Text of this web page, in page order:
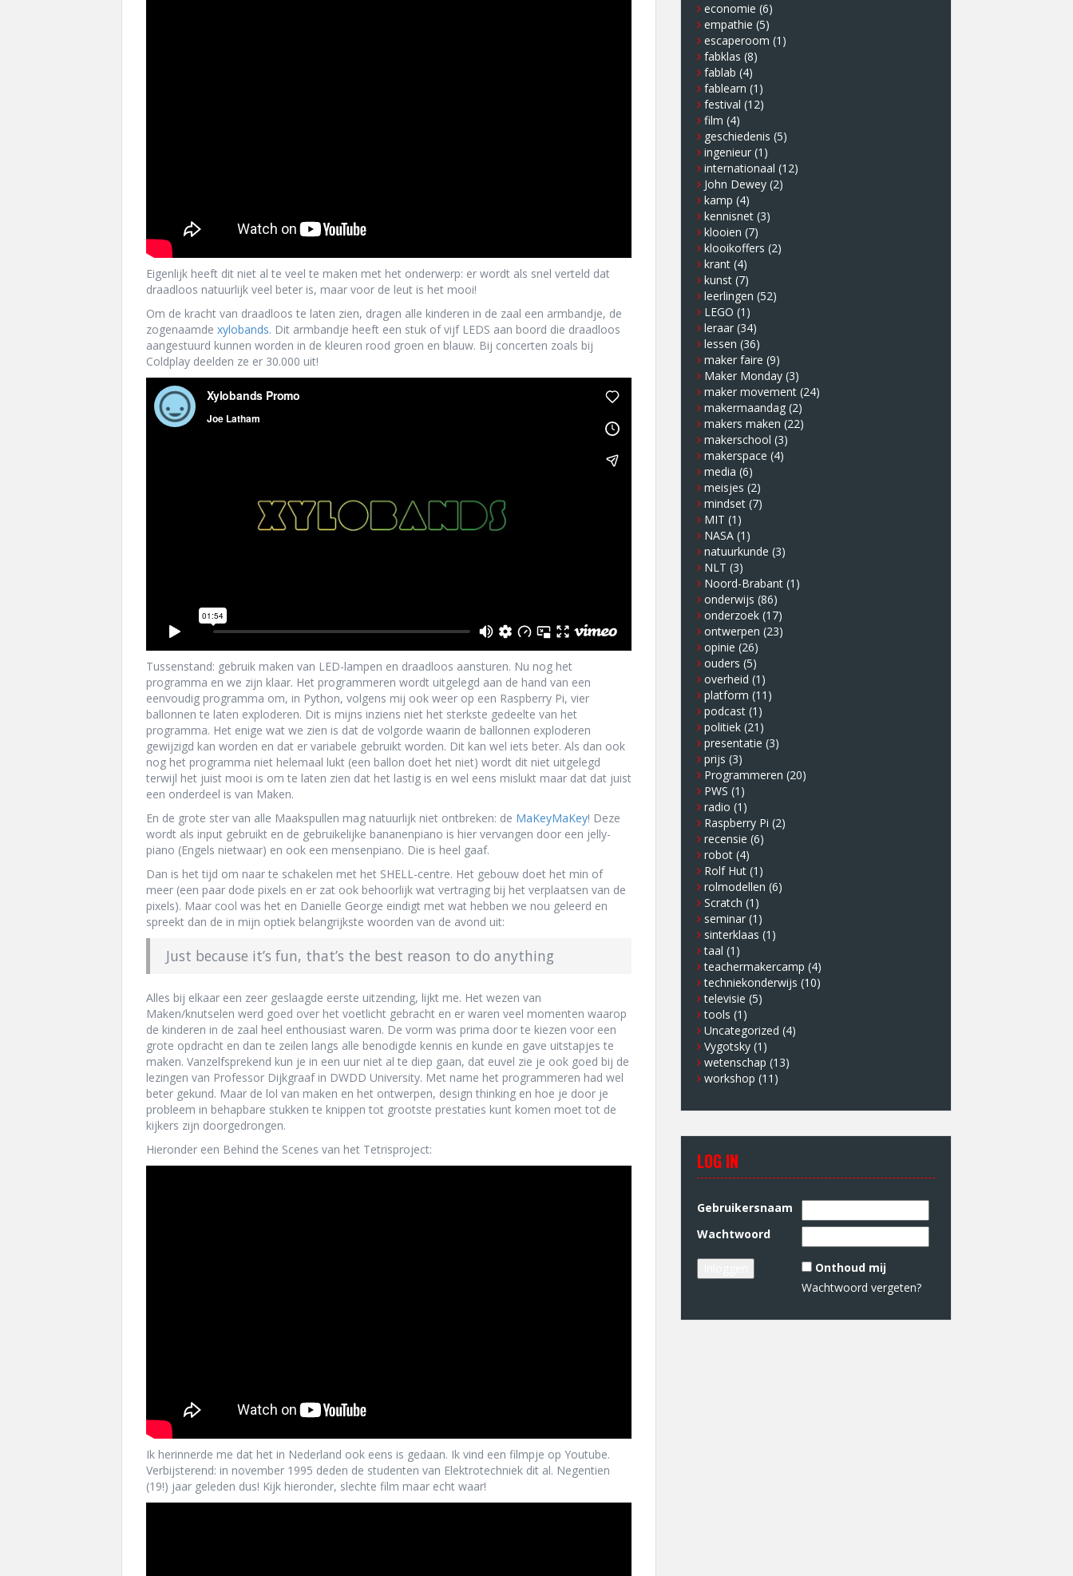
Eigenlijk heeft dit niet al te veel te maken met het onderwerp: er wordt als snel verteld dat
draadloos natuurlijk veel beter is, maar voor de leut is het mooi!
Om de kracht van draadloos te laten zien, dragen alle kinderen in de zaal een armbandje, de
zogenaamde xylobands. Dit armbandje heeft een stuk of vijf LEDS aan boord die draadloos
aangestuurd kunnen worden in de kleuren rood groen en blauw. Bij concerten zoals bij
Coldplay deelden ze er 30.000 uit!
Tussenstand: gebruik maken van LED-lampen en draadloos aansturen. Nu nog het
programma en we zijn klaar. Het programmeren wordt uitgelegd aan de hand van een
eenvoudig programma om, in Python, volgens mij ook weer op een Raspberry Pi, vier
ballonnen te laten exploderen. Dit is mijns inziens niet het sterkste gedeelte van het
programma. Het enige wat we zien is dat de volgorde waarin de ballonnen exploderen
gewijzigd kan worden en dat er variabele gebruikt worden. Dit kan wel iets beter. Als dan ook
nog het programma niet helemaal lukt (een ballon doet het niet) wordt dit niet uitgelegd
terwijl het juist mooi is om te laten zien dat het lastig is en wel eens mislukt maar dat dat juist
een onderdeel is van Maken.
En de grote ster van alle Maakspullen mag natuurlijk niet ontbreken: de MaKeyMaKey! Deze
wordt als input gebruikt en de gebruikelijke bananenpiano is hier vervangen door een jelly-
piano (Engels nietwaar) en ook een mensenpiano. Die is heel gaaf.
Dan is het tijd om naar te schakelen met het SHELL-centre. Het gebouw doet het min of
meer (een paar dode pixels en er zat ook behoorlijk wat vertraging bij het verplaatsen van de
pixels). Maar cool was het en Danielle George eindigt met wat hebben we nou geleerd en
spreekt dan de in mijn optiek belangrijkste woorden van de avond uit:
Just because it’s fun, that’s the best reason to do anything
Alles bij elkaar een zeer geslaagde eerste uitzending, lijkt me. Het wezen van
Maken/knutselen werd goed over het voetlicht gebracht en er waren veel momenten waarop
de kinderen in de zaal heel enthousiast waren. De vorm was prima door te kiezen voor een
grote opdracht en dan te zeilen langs alle benodigde kennis en kunde en gave uitstapjes te
maken. Vanzelfsprekend kun je in een uur niet al te diep gaan, dat euvel zie je ook goed bij de
lezingen van Professor Dijkgraaf in DWDD University. Met name het programmeren had wel
beter gekund. Maar de lol van maken en het ontwerpen, design thinking en hoe je door je
probleem in behapbare stukken te knippen tot grootste prestaties kunt komen moet tot de
kijkers zijn doorgedrongen.
Hieronder een Behind the Scenes van het Tetrisproject:
Ik herinnerde me dat het in Nederland ook eens is gedaan. Ik vind een filmpje op Youtube.
Verbijsterend: in november 1995 deden de studenten van Elektrotechniek dit al. Negentien
(19!) jaar geleden dus! Kijk hieronder, slechte film maar echt waar!
economie (6)
empathie (5)
escaperoom (1)
fabklas (8)
fablab (4)
fablearn (1)
festival (12)
film (4)
geschiedenis (5)
ingenieur (1)
internationaal (12)
John Dewey (2)
kamp (4)
kennisnet (3)
klooien (7)
klooikoffers (2)
krant (4)
kunst (7)
leerlingen (52)
LEGO (1)
leraar (34)
lessen (36)
maker faire (9)
Maker Monday (3)
maker movement (24)
makermaandag (2)
makers maken (22)
makerschool (3)
makerspace (4)
media (6)
meisjes (2)
mindset (7)
MIT (1)
NASA (1)
natuurkunde (3)
NLT (3)
Noord-Brabant (1)
onderwijs (86)
onderzoek (17)
ontwerpen (23)
opinie (26)
ouders (5)
overheid (1)
platform (11)
podcast (1)
politiek (21)
presentatie (3)
prijs (3)
Programmeren (20)
PWS (1)
radio (1)
Raspberry Pi (2)
recensie (6)
robot (4)
Rolf Hut (1)
rolmodellen (6)
Scratch (1)
seminar (1)
sinterklaas (1)
taal (1)
teachermakercamp (4)
techniekonderwijs (10)
televisie (5)
tools (1)
Uncategorized (4)
Vygotsky (1)
wetenschap (13)
workshop (11)
LOG IN
Gebruikersnaam
Wachtwoord
Onthoud mij
Wachtwoord vergeten?